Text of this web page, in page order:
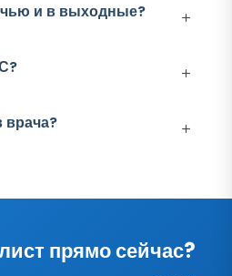
и в выходные?
врача?
прямо сейчас?